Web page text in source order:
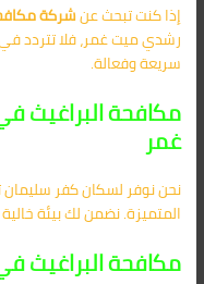
إذا كنت تبحث عنشركة
رشدي ميت غمر، فلا تتردد
سريعة وفعالة.
مكافحة البراغيث
غمر
نحن نوفر لسكان كفر
المتميزة. نضمن لك بيئة
مكافحة البراغيث